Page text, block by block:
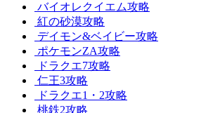
バイオレクイエム攻略
紅の砂漠攻略
デイモン&ベイビー攻略
ポケモンZA攻略
ドラクエ7攻略
仁王3攻略
ドラクエ1・2攻略
桃鉄2攻略